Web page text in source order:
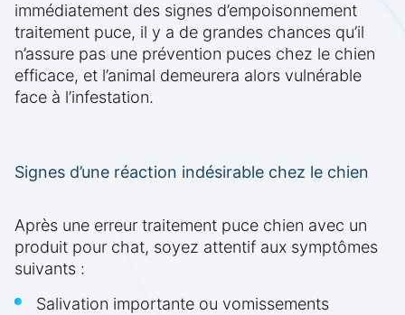
immédiatement des signes d’empoisonnement
traitement puce, il y a de grandes chances qu’il
n’assure pas une prévention puces chez le chien
efficace, et l’animal demeurera alors vulnérable
face à l’infestation.
Signes d’une réaction indésirable chez le chien
Après une erreur traitement puce chien avec un
produit pour chat, soyez attentif aux symptômes
suivants :
Salivation importante ou vomissements